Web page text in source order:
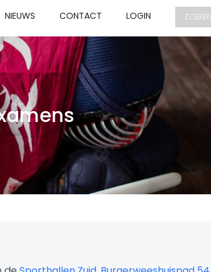
NIEUWS CONTACT LOGIN